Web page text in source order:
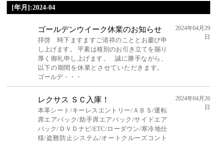
[年月]:2024-04
ゴールデンウイーク休業のお知らせ
拝啓 時下ますますご清祥のこととお慶び申
し上げます。 平素は格別のお引き立てを賜り
厚く御礼申し上げます。 誠に勝手ながら、
以下の期間を休業とさせていただきます。
ゴールデ・・・
2024年04月29
日
レクサス ＳＣ入庫！
本革シート/キーレスエントリー/ＡＢＳ/運転
席エアバック/助手席エアバック/サイドエア
バック/ＤＶＤナビ/ETC/ローダウン/寒冷地仕
様/盗難防止システム/オートクルーズコント
2024年04月26
日